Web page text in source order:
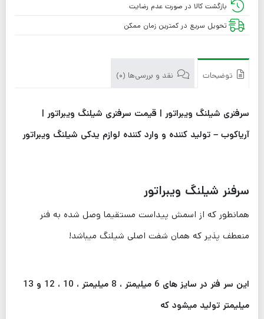
بازگشت کالا در صورت عدم رضایت
تحویل سریع در کمترین زمان ممکن
توضیحات نقد و بررسی‌ها (0)
سرفنری شیلنگ ویبراتور | قیمت سرفنری شیلنگ ویبراتور |
آریاکوب – تولید کننده و وارد کننده لوازم یدکی شیلنگ ویبراتور
سرفنر شیلنگ ویبراتور
همانطور که از اسمش پیداست مستقیما وصل شده به فنر
منعطف پذیر که همان شفت اصلی شیلنگ میباشد!
این سر فنر در سایز های 6 میلیمتر ، 8 میلیمتر ، 10 ، 12 و 13
میلیمتر تولید میشود که